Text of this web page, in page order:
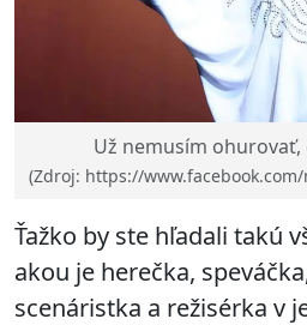
Už nemusím ohurovať,
(Zdroj: https://www.facebook.com/
Ťažko by ste hľadali takú
akou je herečka,
scenáristka a režisérka v